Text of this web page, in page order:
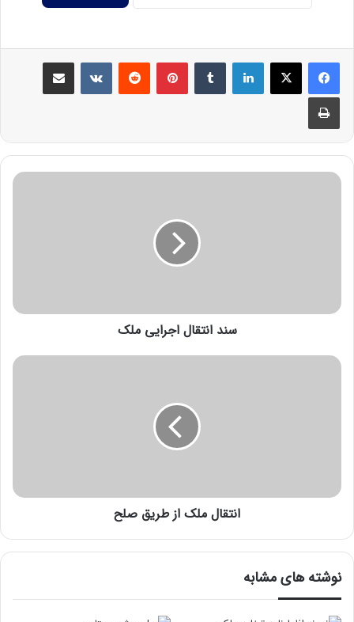
سند انتقال اجرایی ملک
انتقال ملک از طریق صلح
نوشته های مشابه